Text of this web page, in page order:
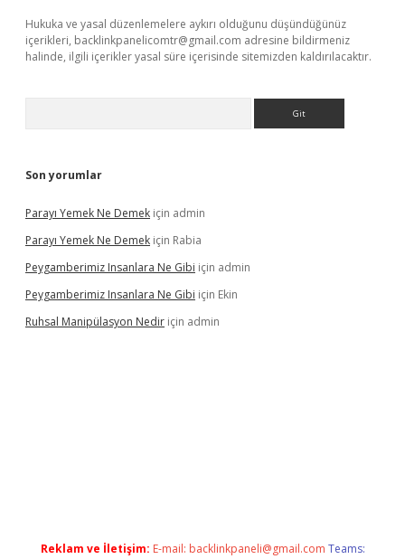
Hukuka ve yasal düzenlemelere aykırı olduğunu düşündüğünüz
içerikleri, backlinkpanelicomtr@gmail.com adresine bildirmeniz
halinde, ilgili içerikler yasal süre içerisinde sitemizden kaldırılacaktır.
Son yorumlar
Parayı Yemek Ne Demek için admin
Parayı Yemek Ne Demek için Rabia
Peygamberimiz Insanlara Ne Gibi için admin
Peygamberimiz Insanlara Ne Gibi için Ekin
Ruhsal Manipülasyon Nedir için admin
Reklam ve İletişim: E-mail: backlinkpaneli@gmail.com Teams: